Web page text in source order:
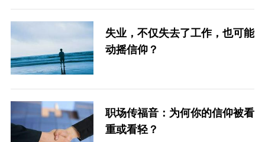
失业，不仅失去了工作，也可能
动摇信仰？
职场传福音：为何你的信仰被看
重或看轻？